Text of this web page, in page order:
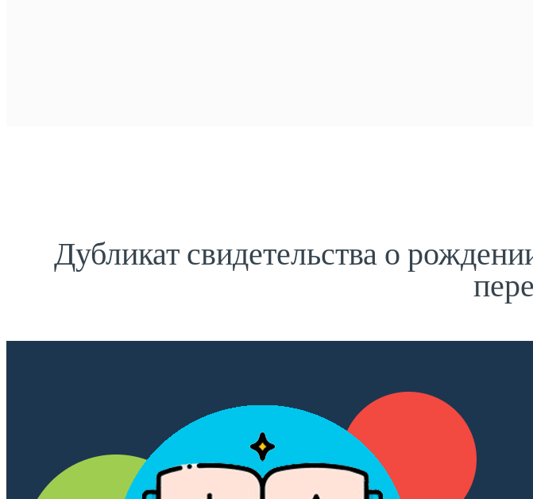
Дубликат свидетельства о